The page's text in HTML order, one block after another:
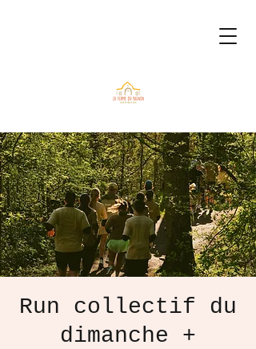
Run collectif du
dimanche +